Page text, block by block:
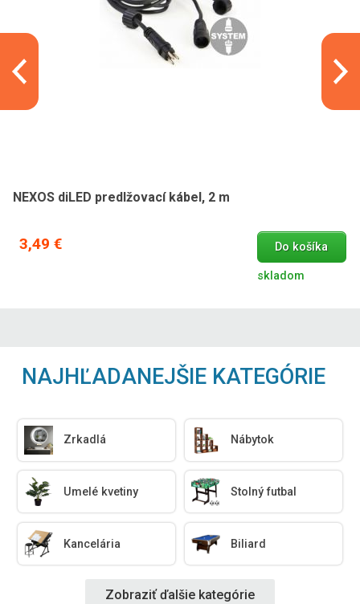
NEXOS diLED predlžovací kábel, 2 m
3,49 € Do košíka
skladom
NAJHĽADANEJŠIE KATEGÓRIE
Zrkadlá Nábytok
Umelé kvetiny Stolný futbal
Kancelária Biliard
Zobraziť ďalšie kategórie